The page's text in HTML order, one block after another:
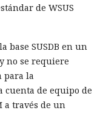
de WSUS
base SUSDB en un
no se requiere
para la
cuenta de equipo de
a través de un